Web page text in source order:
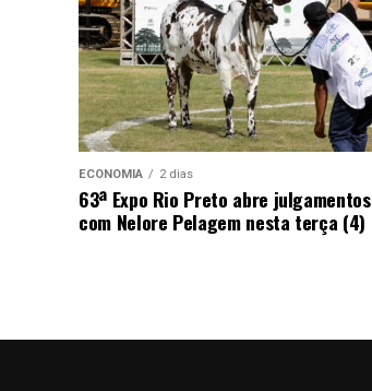
ECONOMIA 2 dias
63ª Expo Rio Preto abre julgamentos
com Nelore Pelagem nesta terça (4)